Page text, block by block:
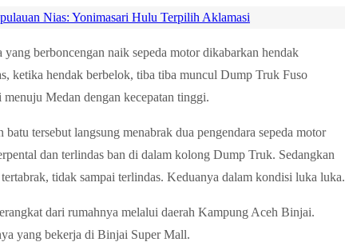
Nias: Yonimasari Hulu Terpilih Aklamasi
berboncengan naik sepeda motor dikabarkan hendak
ketika hendak berbelok, tiba tiba muncul Dump Truk Fuso
Medan dengan kecepatan tinggi.
tersebut langsung menabrak dua pengendara sepeda motor
dan terlindas ban di dalam kolong Dump Truk. Sedangkan
tidak sampai terlindas. Keduanya dalam kondisi luka luka.
dari rumahnya melalui daerah Kampung Aceh Binjai.
yang bekerja di Binjai Super Mall.